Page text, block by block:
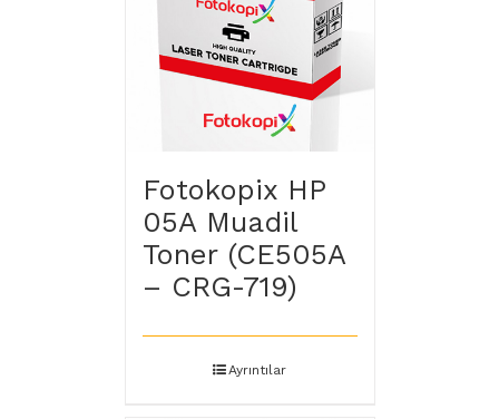
Fotokopix HP
05A Muadil
Toner (CE505A
– CRG-719)
Ayrıntılar